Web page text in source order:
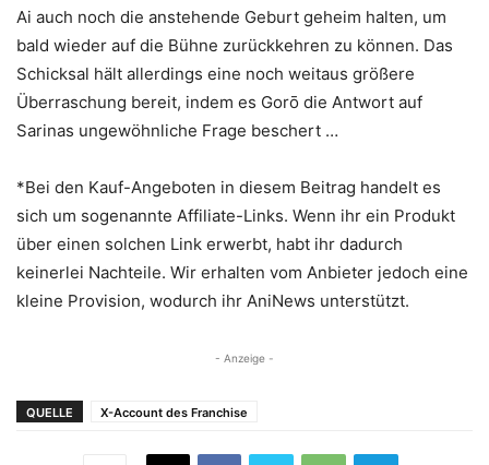
Ai auch noch die anstehende Geburt geheim halten, um
bald wieder auf die Bühne zurückkehren zu können. Das
Schicksal hält allerdings eine noch weitaus größere
Überraschung bereit, indem es Gorō die Antwort auf
Sarinas ungewöhnliche Frage beschert …
*Bei den Kauf-Angeboten in diesem Beitrag handelt es
sich um sogenannte Affiliate-Links. Wenn ihr ein Produkt
über einen solchen Link erwerbt, habt ihr dadurch
keinerlei Nachteile. Wir erhalten vom Anbieter jedoch eine
kleine Provision, wodurch ihr AniNews unterstützt.
- Anzeige -
QUELLE X-Account des Franchise